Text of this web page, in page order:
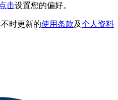
点击设置您的偏好。
时更新的使用条款及个人资料